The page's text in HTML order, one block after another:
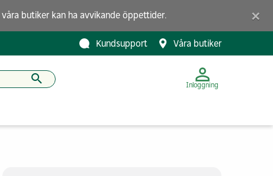
våra butikerkan ha avvikande öppettider. ×
Kundsupport Våra butiker
Inloggning